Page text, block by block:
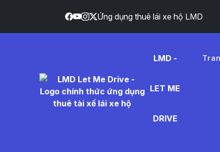
Ứng dụng thuê lái xe hộ LMD
LMD -
LET ME
DRIVE
- Tin